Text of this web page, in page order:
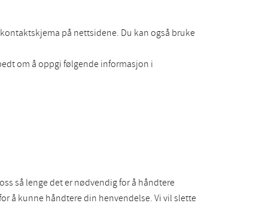
på nettsidene. Du kan også bruke
om å oppgi følgende informasjon i
så lenge det er nødvendig for å håndtere
å kunne håndtere din henvendelse. Vi vil slette